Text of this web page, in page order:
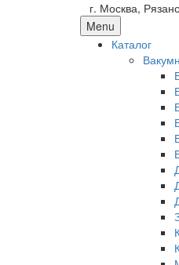
г. Москва,
Menu
Каталог